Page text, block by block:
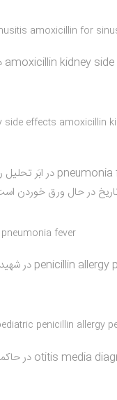
amoxicillin for
amoxicillin kidney
side effects amoxicillin
pneumonia درابَر
در حال ورق خوردن
fever
penicillin allergy در
penicillin allergy
otitis media در